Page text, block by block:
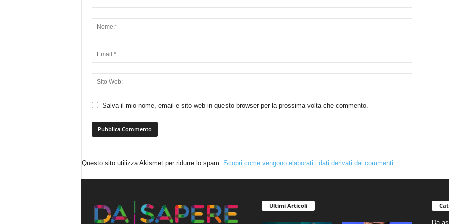
Salva il mio nome, email e sito web in questo browser per la prossima volta che commento.
Questo sito utilizza Akismet per ridurre lo spam. Scopri come vengono elaborati i dati derivati dai commenti.
Ultimi Articoli